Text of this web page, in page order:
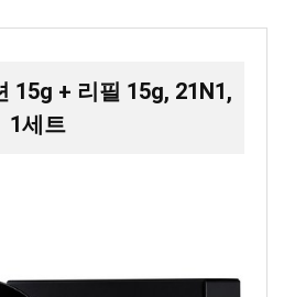
15g + 리필 15g, 21N1,
1세트